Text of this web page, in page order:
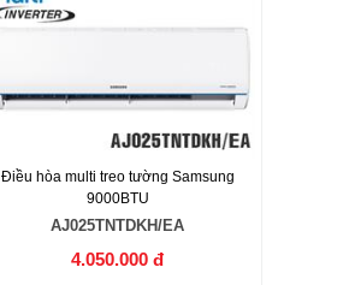
Điều hòa multi treo tường Samsung
9000BTU
AJ025TNTDKH/EA
4.050.000 đ